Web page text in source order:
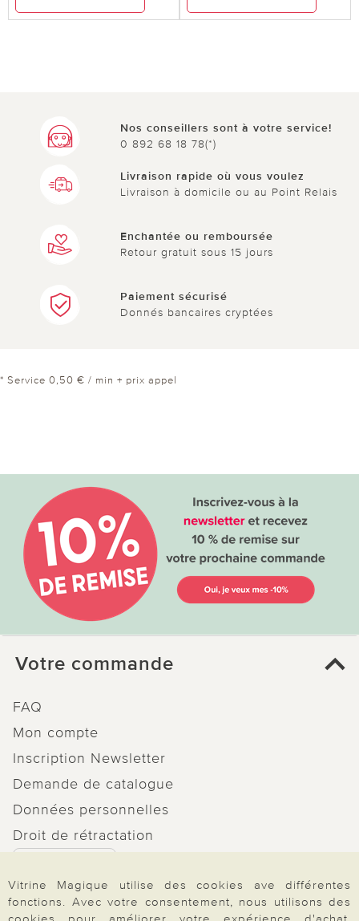
Nos conseillers sont à votre service!
0 892 68 18 78(*)
Livraison rapide où vous voulez
Livraison à domicile ou au Point Relais
Enchantée ou remboursée
Retour gratuit sous 15 jours
Paiement sécurisé
Donnés bancaires cryptées
* Service 0,50 € / min + prix appel
Votre commande
FAQ
Mon compte
Inscription Newsletter
Demande de catalogue
Données personnelles
Droit de rétractation
Vitrine Magique utilise des cookies ave différentes
fonctions. Avec votre consentement, nous utilisons des